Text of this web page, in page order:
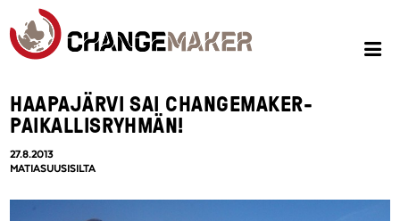
HAAPAJÄRVI SAI CHANGEMAKER-
PAIKALLISRYHMÄN!
27.8.2013
MATIASUUSISILTA